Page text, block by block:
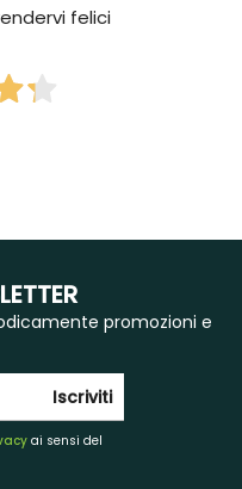
felici
promozioni e
Iscriviti
ai sensi del